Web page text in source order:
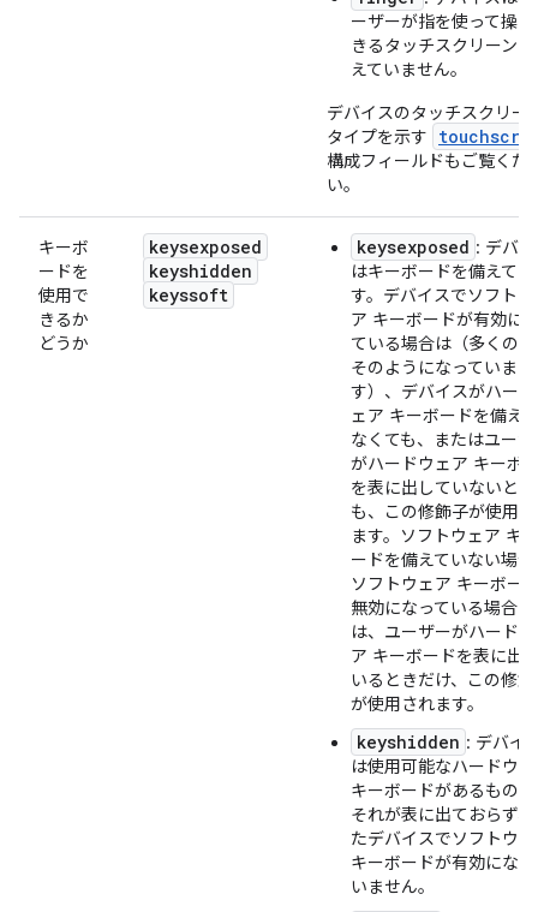
ーザーが指を使って操
きるタッチスクリーン
えていません。
デバイスのタッチスクリー
タイプを示す
構成フィールドもご覧くだ
い。
キーボ
ードを
使用で
きるか
どうか
keysexposed
keyshidden
keyssoft
keysexposed : デバ
はキーボードを備えて
す。デバイスでソフト
ア キーボードが有効に
ている場合は（多くの
そのようになっていま
す）、デバイスがハー
ェア キーボードを備え
なくても、またはユー
がハードウェア キーボ
を表に出していないと
も、この修飾子が使用
ます。
ソフトウェア キ
ードを備えていない場
ソフトウェア キーボー
無効になっている場合に
は、ユーザーがハード
ア キーボードを表に出
いるときだけ、この修
が使用されます。
keyshidden : デバイ
は使用可能なハードウ
キーボードがあるもの
それが表に出ておらず
たデバイスでソフトウ
キーボードが有効にな
いません。